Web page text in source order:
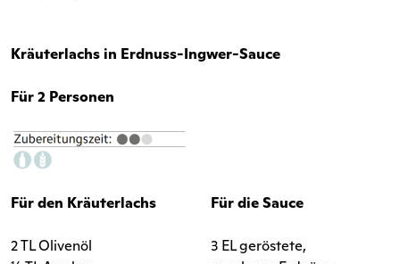
Kräuterlachs in Erdnuss-Ingwer-Sauce
Für 2 Personen
Für den Kräuterlachs
2 TL Olivenöl
Für die Sauce
3 EL geröstete,